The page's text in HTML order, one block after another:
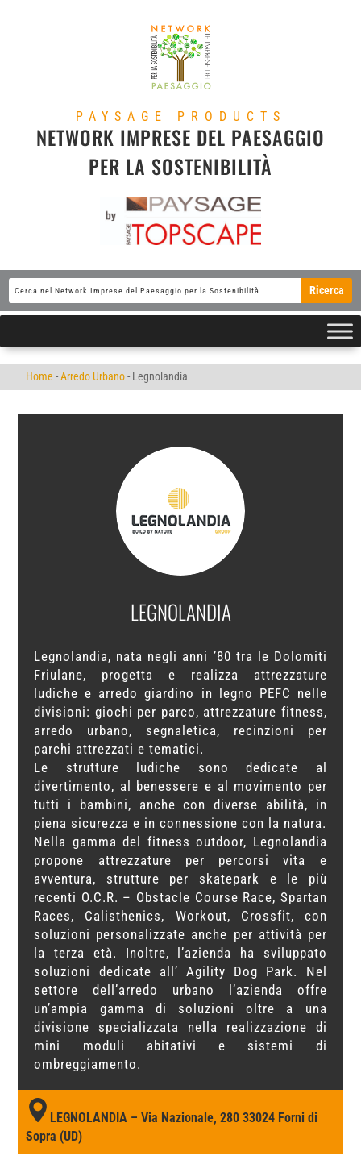
PAYSAGE PRODUCTS
NETWORK IMPRESE DEL PAESAGGIO
PER LA SOSTENIBILITÀ
Home -Arredo Urbano- Legnolandia
LEGNOLANDIA
Legnolandia, nata negli anni ’80 tra le Dolomiti
Friulane, progetta e realizza attrezzature
ludiche e arredo giardino in legno PEFC nelle
divisioni: giochi per parco, attrezzature fitness,
arredo urbano, segnaletica, recinzioni per
parchi attrezzati e tematici.
Le strutture ludiche sono dedicate al
divertimento, al benessere e al movimento per
tutti i bambini, anche con diverse abilità, in
piena sicurezza e in connessione con la natura.
Nella gamma del fitness outdoor, Legnolandia
propone attrezzature per percorsi vita e
avventura, strutture per skatepark e le più
recenti O.C.R. – Obstacle Course Race, Spartan
Races, Calisthenics, Workout, Crossfit, con
soluzioni personalizzate anche per attività per
la terza età. Inoltre, l’azienda ha sviluppato
soluzioni dedicate all’ Agility Dog Park. Nel
settore dell’arredo urbano l’azienda offre
un’ampia gamma di soluzioni oltre a una
divisione specializzata nella realizzazione di
mini moduli abitativi e sistemi di
ombreggiamento.
LEGNOLANDIA – Via Nazionale, 280 33024 Forni di
Sopra (UD)